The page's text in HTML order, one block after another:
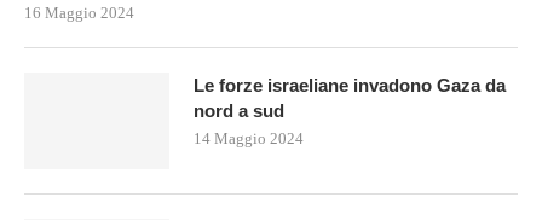
16 Maggio 2024
Le forze israeliane invadono Gaza da
nord a sud
14 Maggio 2024